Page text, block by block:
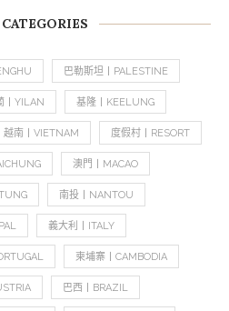
巴勒斯坦丨PALESTINE
丨YILAN 基隆丨KEELUNG
越南丨VIETNAM 度假村丨RESORT
澳門丨MACAO
南投丨NANTOU
義大利丨ITALY
柬埔寨丨CAMBODIA
巴西丨BRAZIL